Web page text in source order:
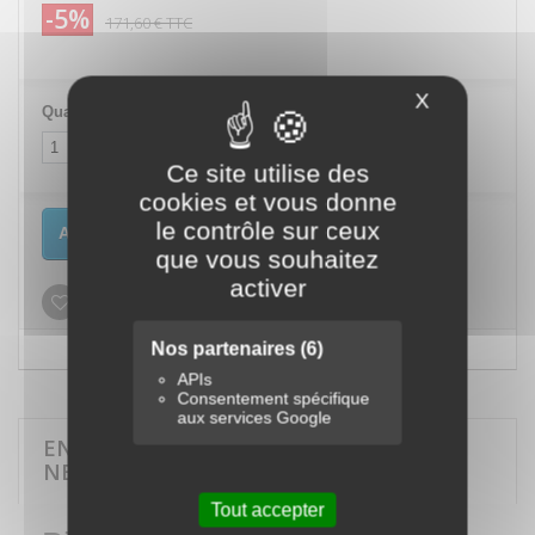
Ce site utilise des
cookies et vous donne
le contrôle sur ceux
que vous souhaitez
activer
Nos partenaires (6)
APIs
Consentement spécifique
aux services Google
Tout accepter
X Masquer
-5% 171,60 €TTC
Quantité
Ajouter au panier
Ajouter à ma liste d'envies
EN SAVOIR PLUS SUR PISTOLET DE
NETTOYAGE M7